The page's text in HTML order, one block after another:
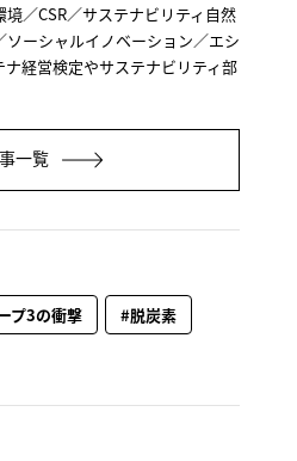
／CSR／サステナビリティ自然
ーシャルイノベーション／エシ
経営検定やサステナビリティ部
一覧
プ3の衝撃 #脱炭素